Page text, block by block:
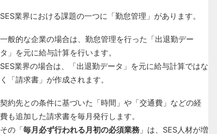
SES業界における課題の一つに「勤怠管理」があります。
一般的な企業の場合は、勤怠管理を行った「出退勤デー
タ」を元に給与計算を行います。
SES業界の場合は、「出退勤データ」を元に給与計算ではな
く「請求書」が作成されます。
契約先との条件に基づいた「時間」や「交通費」などの経
費も追加した請求書を毎月発行します。
その「毎月必ず行われる月初の必須業務 」は、SES人材が増